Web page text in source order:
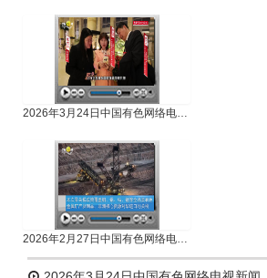
2026年3月24日中国有色网络电视新闻
2026年2月27日中国有色网络电视新闻